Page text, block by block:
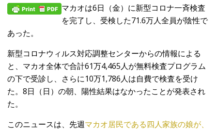
マカオは6日（金）に新型コロナ一斉検査
を完了し、受検した71.6万人全員が陰性で
あった。
新型コロナウィルス対応調整センターからの情報による
と、マカオ全体で合計61万4,465人が無料検査プログラム
の下で受診し、さらに10万1,786人は自費で検査を受け
た。8日（日）の朝、陽性結果はなかったことが発表され
た。
このニュースは、先週マカオ居民である四人家族の娘が、